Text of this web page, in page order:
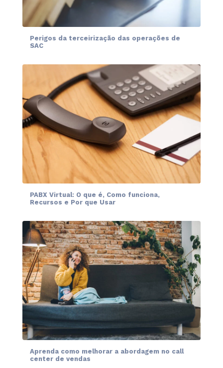
Perigos da terceirização das operações de
SAC
PABX Virtual: O que é, Como funciona,
Recursos e Por que Usar
Aprenda como melhorar a abordagem no call
center de vendas